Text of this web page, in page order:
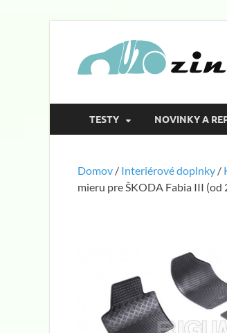
TESTY NOVINKY A
Domov / Interiérové doplnky /
mieru pre ŠKODA Fabia III (od